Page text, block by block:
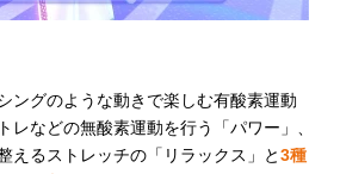
ングのような動きで楽しむ有酸素運動
レなどの無酸素運動を行う「パワー」、
えるストレッチの「リラックス」と3種